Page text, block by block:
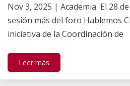
Gallardo
Nov 3, 2025 | Academia El 28
sesión más del foro Hablemos
iniciativa de la Coordinación de
Leer más